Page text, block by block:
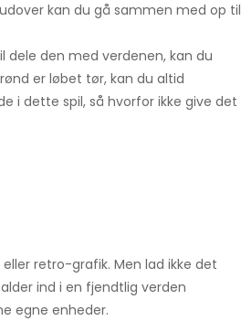
kan du gå sammen med op til
den med verdenen, kan du
er løbet tør, kan du altid
i dette spil, så hvorfor ikke give det
retro-grafik. Men lad ikke det
ind i en fjendtlig verden
egne enheder.